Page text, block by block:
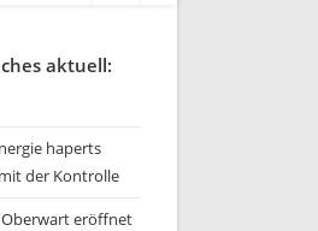
aktuell:
haperts
der Kontrolle
Oberwart eröffnet